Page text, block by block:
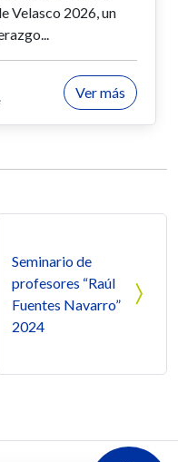
Velasco 2026, un
Ver más
Seminario de
profesores “Raúl
Fuentes Navarro”
2024